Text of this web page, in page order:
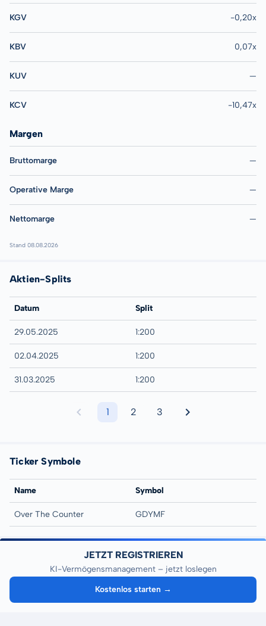
KGV -0,20x
KBV 0,07x
KUV —
KCV -10,47x
Margen
Bruttomarge —
Operative Marge —
Nettomarge —
Stand 08.08.2026
Aktien-Splits
Datum Split
29.05.2025 1:200
02.04.2025 1:200
31.03.2025 1:200
1 2 3
Ticker Symbole
Name Symbol
Over The Counter GDYMF
JETZT REGISTRIEREN
KI-Vermögensmanagement – jetzt loslegen
Kostenlos starten →